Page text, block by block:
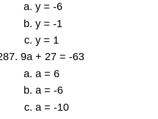
y = -6
y = -1
y = 1
9a + 27 = -63
a = 6
a = -6
a = -10